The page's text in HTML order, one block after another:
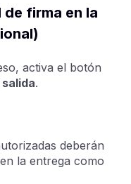
firma en la
activa el botón
.
deberán
la entrega como